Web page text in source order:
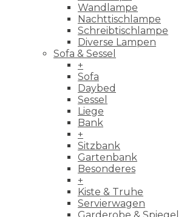
Wandlampe
Nachttischlampe
Schreibtischlampe
Diverse Lampen
Sofa & Sessel
+
Sofa
Daybed
Sessel
Liege
Bank
+
Sitzbank
Gartenbank
Besonderes
+
Kiste & Truhe
Servierwagen